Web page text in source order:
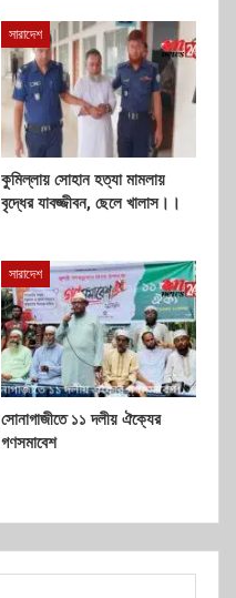
সারাদেশ
কুমিল্লায় সোহান হত্যা মামলায়
বৃদ্ধের যাবজ্জীবন, ছেলে খালাস।।
সারাদেশ
সোনাগাজীতে ১১ দলীয় ঐক্যের
গণসমাবেশ